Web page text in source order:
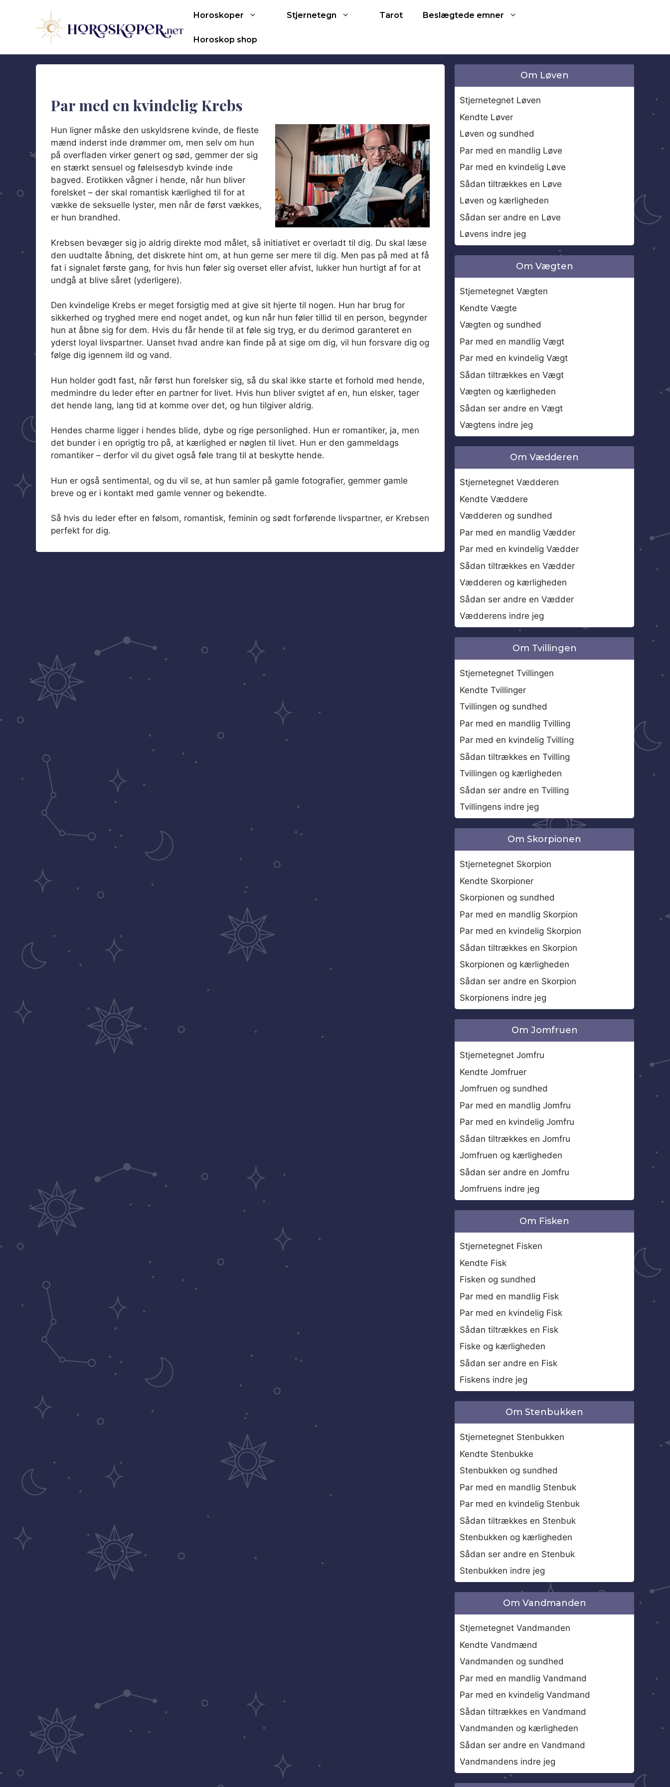
Horoskoper Stjernetegn Tarot Beslægtede emner
Horoskop shop
Par med en kvindelig Krebs
Hun ligner måske den uskyldsrene kvinde, de fleste
mænd inderst inde drømmer om, men selv om hun
på overfladen virker genert og sød, gemmer der sig
en stærkt sensuel og følelsesdyb kvinde inde
bagved. Erotikken vågner i hende, når hun bliver
forelsket – der skal romantisk kærlighed til for at
vække de seksuelle lyster, men når de først vækkes,
er hun brandhed.
Krebsen bevæger sig jo aldrig direkte mod målet, så initiativet er overladt til dig. Du skal læse
den uudtalte åbning, det diskrete hint om, at hun gerne ser mere til dig. Men pas på med at få
fat i signalet første gang, for hvis hun føler sig overset eller afvist, lukker hun hurtigt af for at
undgå at blive såret (yderligere).
Den kvindelige Krebs er meget forsigtig med at give sit hjerte til nogen. Hun har brug for
sikkerhed og tryghed mere end noget andet, og kun når hun føler tillid til en person, begynder
hun at åbne sig for dem. Hvis du får hende til at føle sig tryg, er du derimod garanteret en
yderst loyal livspartner. Uanset hvad andre kan finde på at sige om dig, vil hun forsvare dig og
følge dig igennem ild og vand.
Hun holder godt fast, når først hun forelsker sig, så du skal ikke starte et forhold med hende,
medmindre du leder efter en partner for livet. Hvis hun bliver svigtet af en, hun elsker, tager
det hende lang, lang tid at komme over det, og hun tilgiver aldrig.
Hendes charme ligger i hendes blide, dybe og rige personlighed. Hun er romantiker, ja, men
det bunder i en oprigtig tro på, at kærlighed er nøglen til livet. Hun er den gammeldags
romantiker – derfor vil du givet også føle trang til at beskytte hende.
Hun er også sentimental, og du vil se, at hun samler på gamle fotografier, gemmer gamle
breve og er i kontakt med gamle venner og bekendte.
Så hvis du leder efter en følsom, romantisk, feminin og sødt forførende livspartner, er Krebsen
perfekt for dig.
Om Løven
Stjernetegnet Løven
Kendte Løver
Løven og sundhed
Par med en mandlig Løve
Par med en kvindelig Løve
Sådan tiltrækkes en Løve
Løven og kærligheden
Sådan ser andre en Løve
Løvens indre jeg
Om Vægten
Stjernetegnet Vægten
Kendte Vægte
Vægten og sundhed
Par med en mandlig Vægt
Par med en kvindelig Vægt
Sådan tiltrækkes en Vægt
Vægten og kærligheden
Sådan ser andre en Vægt
Vægtens indre jeg
Om Vædderen
Stjernetegnet Vædderen
Kendte Væddere
Vædderen og sundhed
Par med en mandlig Vædder
Par med en kvindelig Vædder
Sådan tiltrækkes en Vædder
Vædderen og kærligheden
Sådan ser andre en Vædder
Vædderens indre jeg
Om Tvillingen
Stjernetegnet Tvillingen
Kendte Tvillinger
Tvillingen og sundhed
Par med en mandlig Tvilling
Par med en kvindelig Tvilling
Sådan tiltrækkes en Tvilling
Tvillingen og kærligheden
Sådan ser andre en Tvilling
Tvillingens indre jeg
Om Skorpionen
Stjernetegnet Skorpion
Kendte Skorpioner
Skorpionen og sundhed
Par med en mandlig Skorpion
Par med en kvindelig Skorpion
Sådan tiltrækkes en Skorpion
Skorpionen og kærligheden
Sådan ser andre en Skorpion
Skorpionens indre jeg
Om Jomfruen
Stjernetegnet Jomfru
Kendte Jomfruer
Jomfruen og sundhed
Par med en mandlig Jomfru
Par med en kvindelig Jomfru
Sådan tiltrækkes en Jomfru
Jomfruen og kærligheden
Sådan ser andre en Jomfru
Jomfruens indre jeg
Om Fisken
Stjernetegnet Fisken
Kendte Fisk
Fisken og sundhed
Par med en mandlig Fisk
Par med en kvindelig Fisk
Sådan tiltrækkes en Fisk
Fiske og kærligheden
Sådan ser andre en Fisk
Fiskens indre jeg
Om Stenbukken
Stjernetegnet Stenbukken
Kendte Stenbukke
Stenbukken og sundhed
Par med en mandlig Stenbuk
Par med en kvindelig Stenbuk
Sådan tiltrækkes en Stenbuk
Stenbukken og kærligheden
Sådan ser andre en Stenbuk
Stenbukken indre jeg
Om Vandmanden
Stjernetegnet Vandmanden
Kendte Vandmænd
Vandmanden og sundhed
Par med en mandlig Vandmand
Par med en kvindelig Vandmand
Sådan tiltrækkes en Vandmand
Vandmanden og kærligheden
Sådan ser andre en Vandmand
Vandmandens indre jeg